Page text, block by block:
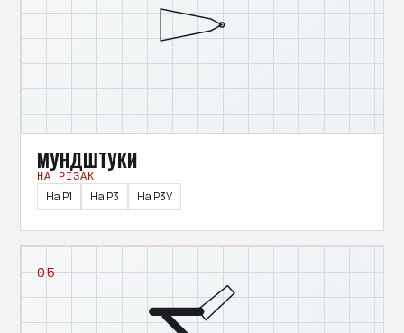
МУНДШТУКИ
НА РІЗАК
На Р1
На Р3 На Р3У
05